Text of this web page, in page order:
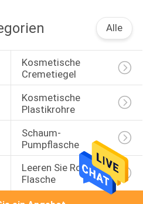
Alle
Kosmetische
Cremetiegel
Kosmetische
Plastikrohre
Schaum-
Pumpflasche
Leeren Sie Rolle Auf
Flasche